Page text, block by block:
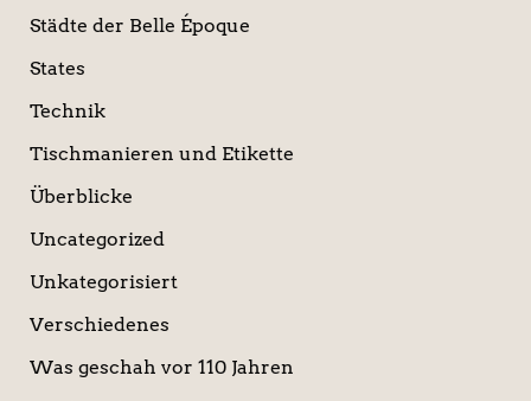
Städte der Belle Époque
States
Technik
Tischmanieren und Etikette
Überblicke
Uncategorized
Unkategorisiert
Verschiedenes
Was geschah vor 110 Jahren